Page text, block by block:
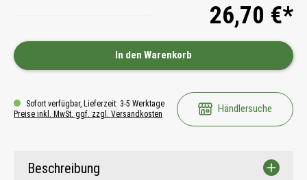
26,70 €*
In den Warenkorb
Sofort verfügbar, Lieferzeit: 3-5 Werktage
Preise inkl. MwSt. ggf. zzgl. Versandkosten
Händlersuche
Beschreibung